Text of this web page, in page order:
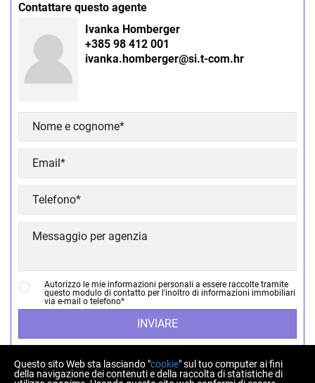
Contattare questo agente
Ivanka Homberger
+385 98 412 001
ivanka.homberger@si.t-com.hr
Autorizzo le mie informazioni personali a essere raccolte tramite
questo modulo di contatto per l'inoltro di informazioni immobiliari
via e-mail o telefono*
INVIARE
Questo sito Web sta lasciando "cookie" sul tuo computer ai fini
della navigazione dei contenuti e della raccolta di statistiche di